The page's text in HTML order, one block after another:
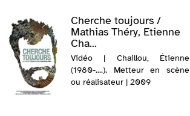
Cherche toujours /
Mathias Théry, Etienne
Cha...
Vidéo | Chaillou, Étienne
(1980-....). Metteur en scène
ou réalisateur | 2009